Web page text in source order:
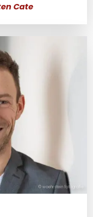
Cate
© woehrstein fotografie